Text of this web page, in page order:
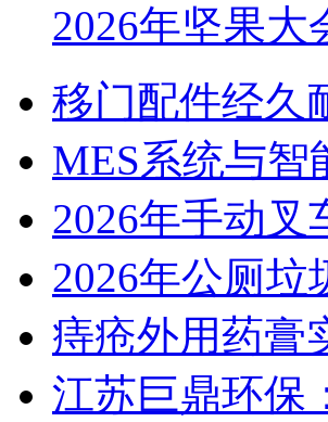
2026年坚果
移门配件经久
MES系统与智
2026年手动叉
2026年公厕垃
痔疮外用药膏
江苏巨鼎环保